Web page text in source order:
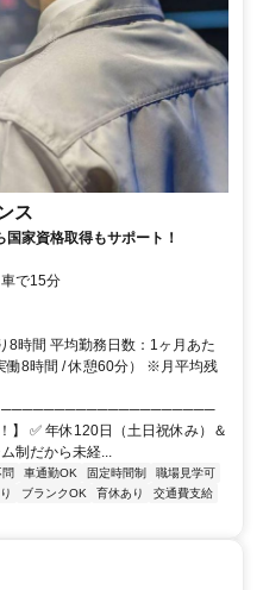
ス
家資格取得もサポート！
で15分
8時間 平均勤務日数：1ヶ月あた
8時間 / 休憩60分） ※月平均残
◢| ────────────────────
】 ✅ 年休120日（土日祝休み）＆
制だから未経...
車通勤OK 固定時間制
職場見学可
ブランクOK 育休あり
交通費支給